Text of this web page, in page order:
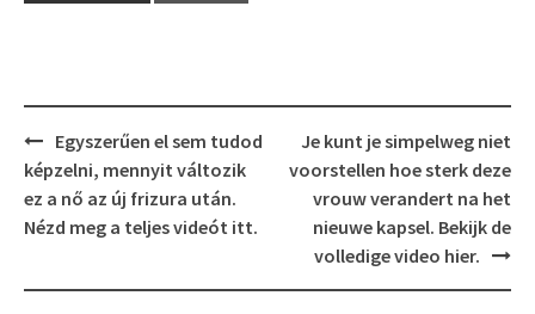
Post
navigation
Egyszerűen el sem tudod
képzelni, mennyit változik
ez a nő az új frizura után.
Nézd meg a teljes videót itt.
Je kunt je simpelweg niet
voorstellen hoe sterk deze
vrouw verandert na het
nieuwe kapsel. Bekijk de
volledige video hier.